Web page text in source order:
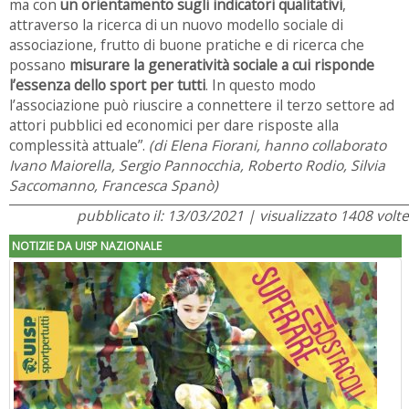
ma con un orientamento sugli indicatori qualitativi,
attraverso la ricerca di un nuovo modello sociale di
associazione, frutto di buone pratiche e di ricerca che
possano misurare la generatività sociale a cui risponde
l’essenza dello sport per tutti. In questo modo
l’associazione può riuscire a connettere il terzo settore ad
attori pubblici ed economici per dare risposte alla
complessità attuale”. (di Elena Fiorani, hanno collaborato
Ivano Maiorella, Sergio Pannocchia, Roberto Rodio, Silvia
Saccomanno, Francesca Spanò)
pubblicato il: 13/03/2021 | visualizzato 1408 volte
NOTIZIE DA UISP NAZIONALE